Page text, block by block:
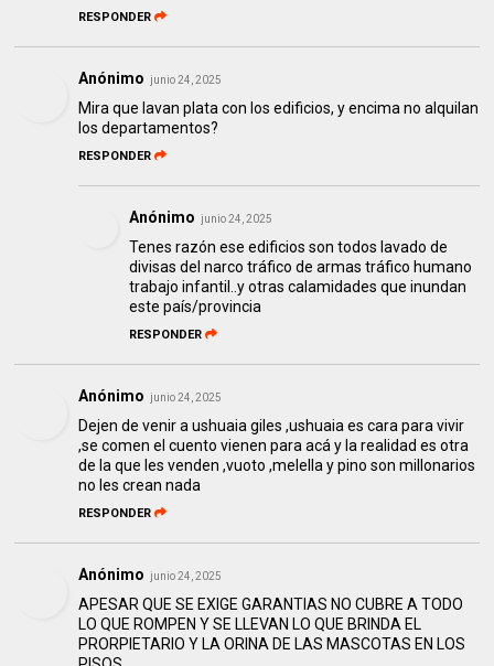
RESPONDER
Anónimo junio 24, 2025
Mira que lavan plata con los edificios, y encima no alquilan
los departamentos?
RESPONDER
Anónimo junio 24, 2025
Tenes razón ese edificios son todos lavado de
divisas del narco tráfico de armas tráfico humano
trabajo infantil..y otras calamidades que inundan
este país/provincia
RESPONDER
Anónimo junio 24, 2025
Dejen de venir a ushuaia giles ,ushuaia es cara para vivir
,se comen el cuento vienen para acá y la realidad es otra
de la que les venden ,vuoto ,melella y pino son millonarios
no les crean nada
RESPONDER
Anónimo junio 24, 2025
APESAR QUE SE EXIGE GARANTIAS NO CUBRE A TODO
LO QUE ROMPEN Y SE LLEVAN LO QUE BRINDA EL
PRORPIETARIO Y LA ORINA DE LAS MASCOTAS EN LOS